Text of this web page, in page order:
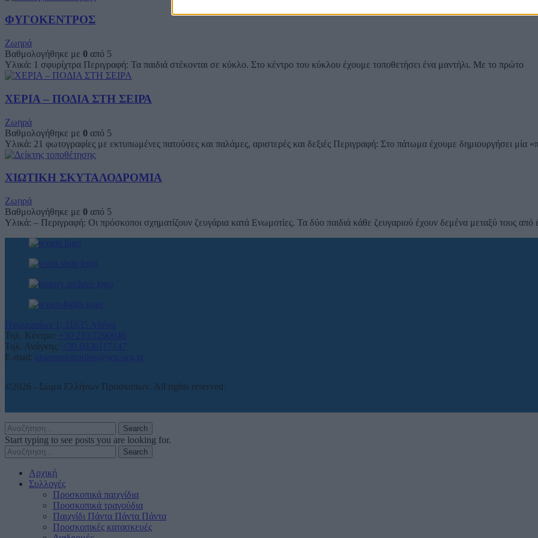
ΦΥΓΟΚΕΝΤΡΟΣ
Ζωηρά
Βαθμολογήθηκε με 0 από 5
Υλικά: 1 σφυρίχτρα Περιγραφή: Τα παιδιά στέκονται σε κύκλο. Στο κέντρο του κύκλου έχουμε τοποθετήσει ένα μαντήλι. Με το πρώτο
ΧΕΡΙΑ – ΠΟΔΙΑ ΣΤΗ ΣΕΙΡΑ
Ζωηρά
Βαθμολογήθηκε με 0 από 5
Υλικά: 21 φωτογραφίες με εκτυπωμένες πατούσες και παλάμες, αριστερές και δεξιές Περιγραφή: Στο πάτωμα έχουμε δημιουργήσει μία
ΧΙΩΤΙΚΗ ΣΚΥΤΑΛΟΔΡΟΜΙΑ
Ζωηρά
Βαθμολογήθηκε με 0 από 5
Υλικά: – Περιγραφή: Οι πρόσκοποι σχηματίζουν ζευγάρια κατά Ενωμοτίες. Τα δύο παιδιά κάθε ζευγαριού έχουν δεμένα μεταξύ τους από
Πτολεμαίων 1, 11635 Αθήνα
Τηλ. Κέντρο:
+30 210.7290046
Τηλ. Ανάγκης:
+30 6936117147
E-mail:
ntsesmelopoulos@sep.org.gr
©2026 - Σώμα Ελλήνων Προσκόπων. All rights reserved.
Search
Start typing to see posts you are looking for.
Search
Αρχική
Συλλογές
Προσκοπικά παιχνίδια
Προσκοπικά τραγούδια
Παιχνίδι Πάντα Πάντα Πάντα
Προσκοπικές κατασκευές